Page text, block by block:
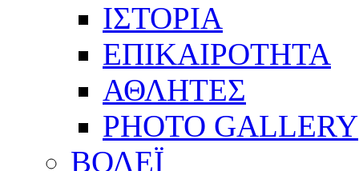
ΙΣΤΟΡΙΑ
ΕΠΙΚΑΙΡΟΤΗΤΑ
ΑΘΛΗΤΕΣ
PHOTO GALLERY
ΒΟΛΕΪ